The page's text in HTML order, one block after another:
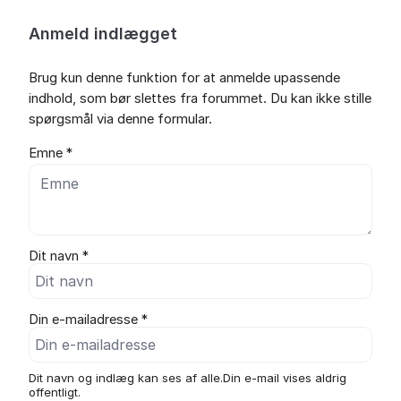
Anmeld indlægget
Brug kun denne funktion for at anmelde upassende
indhold, som bør slettes fra forummet. Du kan ikke stille
spørgsmål via denne formular.
Emne *
Dit navn *
Din e-mailadresse *
Dit navn og indlæg kan ses af alle.Din e-mail vises aldrig
offentligt.